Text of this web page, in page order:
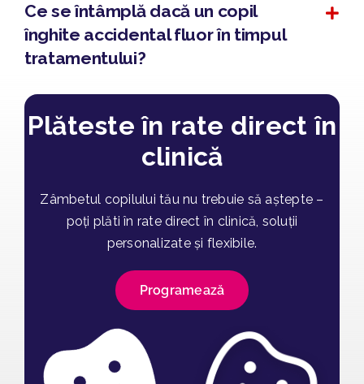
Ce se întâmplă dacă un copil
înghite accidental fluor în timpul
tratamentului?
Plăteste în rate direct în
clinică
Zâmbetul copilului tău nu trebuie să aștepte –
poți plăti în rate direct în clinică, soluții
personalizate și flexibile.
Programează